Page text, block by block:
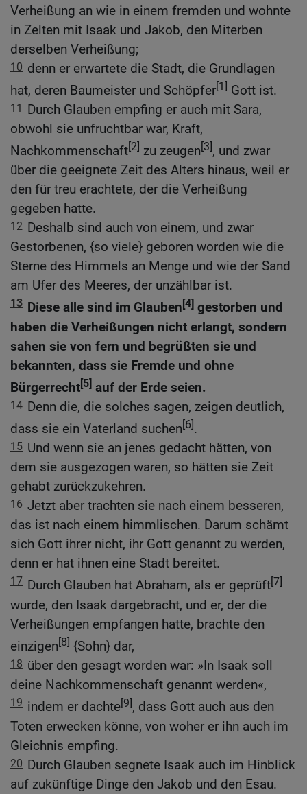
Verheißung an wie in einem fremden und wohnte
in Zelten mit Isaak und Jakob, den Miterben
derselben Verheißung;
10 denn er erwartete die Stadt, die Grundlagen
hat, deren Baumeister und Schöpfer[1] Gott ist.
11 Durch Glauben empfing er auch mit Sara,
obwohl sie unfruchtbar war, Kraft,
Nachkommenschaft[2] zu zeugen[3], und zwar
über die geeignete Zeit des Alters hinaus, weil er
den für treu erachtete, der die Verheißung
gegeben hatte.
12 Deshalb sind auch von einem, und zwar
Gestorbenen, {so viele} geboren worden wie die
Sterne des Himmels an Menge und wie der Sand
am Ufer des Meeres, der unzählbar ist.
13 Diese alle sind im Glauben [4] gestorben und
haben die Verheißungen nicht erlangt, sondern
sahen sie von fern und begrüßten sie und
bekannten, dass sie Fremde und ohne
Bürgerrecht[5] auf der Erde seien.
14 Denn die, die solches sagen, zeigen deutlich,
dass sie ein Vaterland suchen[6].
15 Und wenn sie an jenes gedacht hätten, von
dem sie ausgezogen waren, so hätten sie Zeit
gehabt zurückzukehren.
16 Jetzt aber trachten sie nach einem besseren,
das ist nach einem himmlischen. Darum schämt
sich Gott ihrer nicht, ihr Gott genannt zu werden,
denn er hat ihnen eine Stadt bereitet.
17 Durch Glauben hat Abraham, als er geprüft[7]
wurde, den Isaak dargebracht, und er, der die
Verheißungen empfangen hatte, brachte den
einzigen[8] {Sohn} dar,
18 über den gesagt worden war: »In Isaak soll
deine Nachkommenschaft genannt werden«,
19 indem er dachte[9], dass Gott auch aus den
Toten erwecken könne, von woher er ihn auch im
Gleichnis empfing.
20 Durch Glauben segnete Isaak auch im Hinblick
auf zukünftige Dinge den Jakob und den Esau.